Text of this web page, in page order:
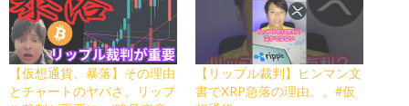
【仮想通貨、暴落】その理由
とチャートのヤバさ。リップ
【リップル裁判】ヒンマン文
書でXRP急落の理由。。#仮